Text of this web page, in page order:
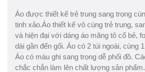
Áo được thiết kế trẻ trung sang trọng
tinh xảo.Áo thiết kế vô cùng trẻ trung,
và hiện đại với dáng áo măng tô cổ bẻ,
dài gần đến gối. Áo có 2 túi ngoài, cùng
Áo có màu ghi sang trọng dễ phối đồ.
chắc chắn làm lên chất lượng sản